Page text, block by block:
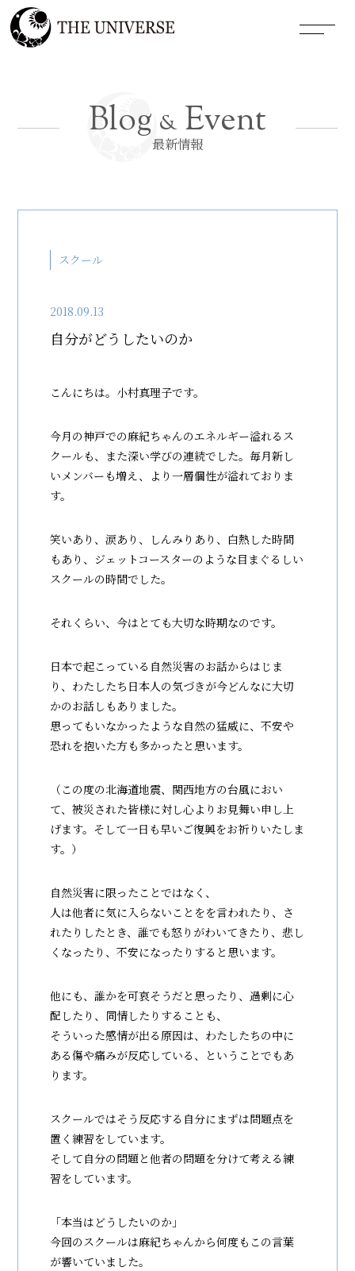
Blog & Event
最新情報
スクール
2018.09.13
自分がどうしたいのか
こんにちは。小村真理子です。
今月の神戸での麻紀ちゃんのエネルギー溢れるス
クールも、また深い学びの連続でした。毎月新し
いメンバーも増え、より一層個性が溢れておりま
す。
笑いあり、涙あり、しんみりあり、白熱した時間
もあり、ジェットコースターのような目まぐるしい
スクールの時間でした。
それくらい、今はとても大切な時期なのです。
日本で起こっている自然災害のお話からはじま
り、わたしたち日本人の気づきが今どんなに大切
かのお話しもありました。
思ってもいなかったような自然の猛威に、不安や
恐れを抱いた方も多かったと思います。
（この度の北海道地震、関西地方の台風におい
て、被災された皆様に対し心よりお見舞い申し上
げます。そして一日も早いご復興をお祈りいたしま
す。）
自然災害に限ったことではなく、
人は他者に気に入らないことをを言われたり、さ
れたりしたとき、誰でも怒りがわいてきたり、悲し
くなったり、不安になったりすると思います。
他にも、誰かを可哀そうだと思ったり、過剰に心
配したり、同情したりすることも、
そういった感情が出る原因は、わたしたちの中に
ある傷や痛みが反応している、ということでもあ
ります。
スクールではそう反応する自分にまずは問題点を
置く練習をしています。
そして自分の問題と他者の問題を分けて考える練
習をしています。
「本当はどうしたいのか」
今回のスクールは麻紀ちゃんから何度もこの言葉
が響いていました。